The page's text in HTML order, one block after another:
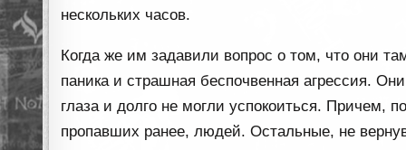
нескольких часов.
Когда же им задавили вопрос о том, что они
паника и страшная беспочвенная агрессия.
глаза и долго не могли успокоиться. Причем,
пропавших ранее, людей. Остальные, не